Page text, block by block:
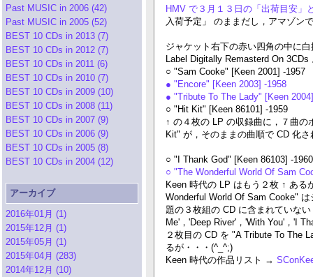
Past MUSIC in 2006 (42)
Past MUSIC in 2005 (52)
BEST 10 CDs in 2013 (7)
BEST 10 CDs in 2012 (7)
BEST 10 CDs in 2011 (6)
BEST 10 CDs in 2010 (7)
BEST 10 CDs in 2009 (10)
BEST 10 CDs in 2008 (11)
BEST 10 CDs in 2007 (9)
BEST 10 CDs in 2006 (9)
BEST 10 CDs in 2005 (8)
BEST 10 CDs in 2004 (12)
アーカイブ
2016年01月 (1)
2015年12月 (1)
2015年05月 (1)
2015年04月 (283)
2014年12月 (10)
HMV で３月１３日の「出荷目安」
入荷予定」 のままだし，アマゾン
ジャケット右下の赤い四角の中に
Label Digitally Remasterd On 3CDs
○ "Sam Cooke" [Keen 2001] -1957
● "Encore" [Keen 2003] -1958
● "Tribute To The Lady" [Keen
○ "Hit Kit" [Keen 86101] -1959
↑ の４枚の LP の収録曲に，７曲
Kit" が，そのままの曲順で CD 化
○ "I Thank God" [Keen 86103] -1960
○ "The Wonderful World Of Sam
Keen 時代の LP はもう２枚 ↑ あ
Wonderful World Of Sam Cooke"
題の３枚組の CD に含まれていな
Me'，'Deep River'，'With You'，'I
２枚目の CD を "A Tribute To The
るが・・・(^_^;)
Keen 時代の作品リスト →